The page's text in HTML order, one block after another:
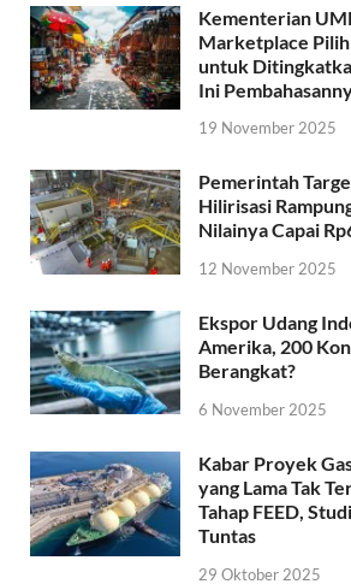
Kementerian
Marketplace
untuk
Ini
19 November 2025
Pemerintah
Hilirisasi
Nilainya Capai
12 November 2025
Ekspor Udang
Amerika, 200
Berangkat?
6 November 2025
Kabar Proyek
yang Lama Tak
Tahap FEED,
Tuntas
29 Oktober 2025